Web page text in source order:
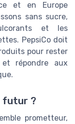
et en Europe
sans sucre,
et les
PepsiCo doit
pour rester
répondre aux
futur ?
prometteur,